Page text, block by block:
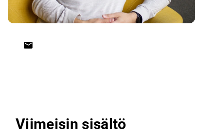
Viimeisin sisältö